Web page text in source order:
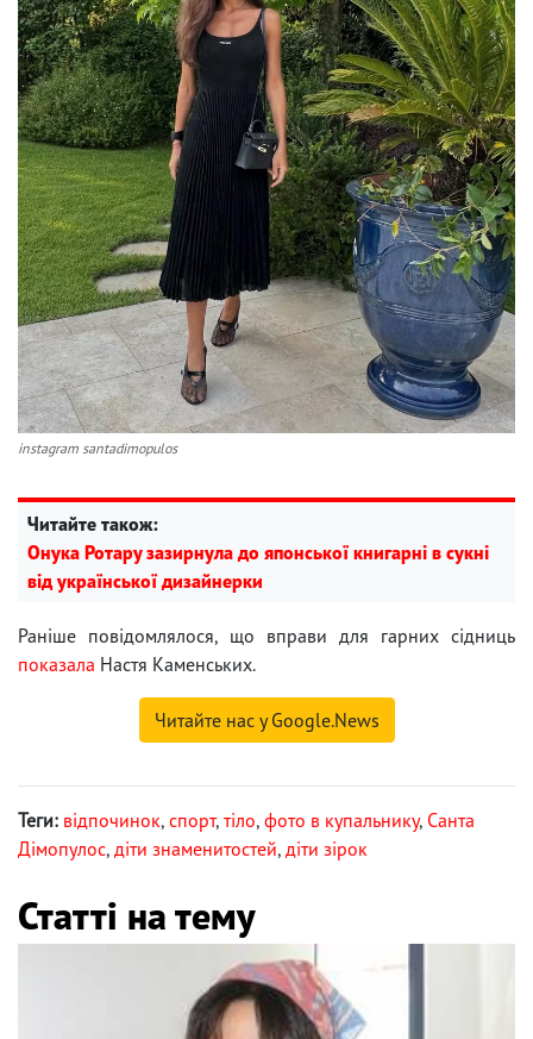
instagram santadimopulos
Читайте також:
Онука Ротару зазирнула до японської книгарні в сукні
від української дизайнерки
Раніше повідомлялося, що вправи для гарних сідниць
показала Настя Каменських.
Читайте нас у Google.News
Теги: відпочинок, спорт, тіло, фото в купальнику, Санта
Дімопулос, діти знаменитостей, діти зірок
Статті на тему